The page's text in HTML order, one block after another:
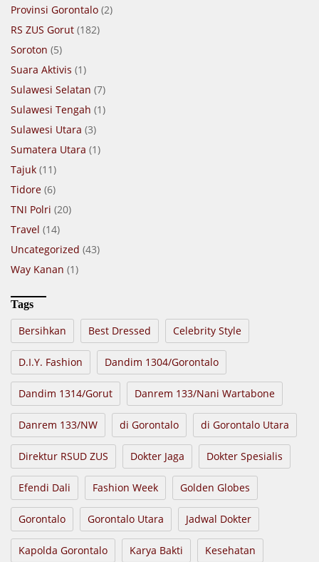
Provinsi Gorontalo (2)
RS ZUS Gorut (182)
Soroton (5)
Suara Aktivis (1)
Sulawesi Selatan (7)
Sulawesi Tengah (1)
Sulawesi Utara (3)
Sumatera Utara (1)
Tajuk (11)
Tidore (6)
TNI Polri (20)
Travel (14)
Uncategorized (43)
Way Kanan (1)
Tags
Bersihkan Best Dressed Celebrity Style
D.I.Y. Fashion Dandim 1304/Gorontalo
Dandim 1314/Gorut Danrem 133/Nani Wartabone
Danrem 133/NW di Gorontalo di Gorontalo Utara
Direktur RSUD ZUS Dokter Jaga Dokter Spesialis
Efendi Dali Fashion Week Golden Globes
Gorontalo Gorontalo Utara Jadwal Dokter
Kapolda Gorontalo Karya Bakti Kesehatan